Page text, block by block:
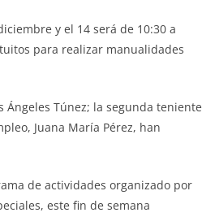
y el 14 será de 10:30 a
para realizar manualidades
Ángeles Túnez; la segunda teniente
Juana María Pérez, han
de actividades organizado por
este fin de semana